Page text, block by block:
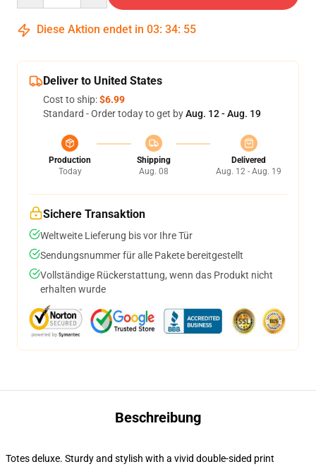
Diese Aktion endet in 03: 34: 54
Deliver to United States
Cost to ship:$6.99
Standard - Order today to get byAug. 12 - Aug. 19
Production
Today
Shipping
Aug. 08
Delivered
Aug. 12 - Aug. 19
Sichere Transaktion
Weltweite Lieferung bis vor Ihre Tür
Sendungsnummer für alle Pakete bereitgestellt
Vollständige Rückerstattung, wenn das Produkt nicht
erhalten wurde
Beschreibung
Totes deluxe. Sturdy and stylish with a vivid double-sided print